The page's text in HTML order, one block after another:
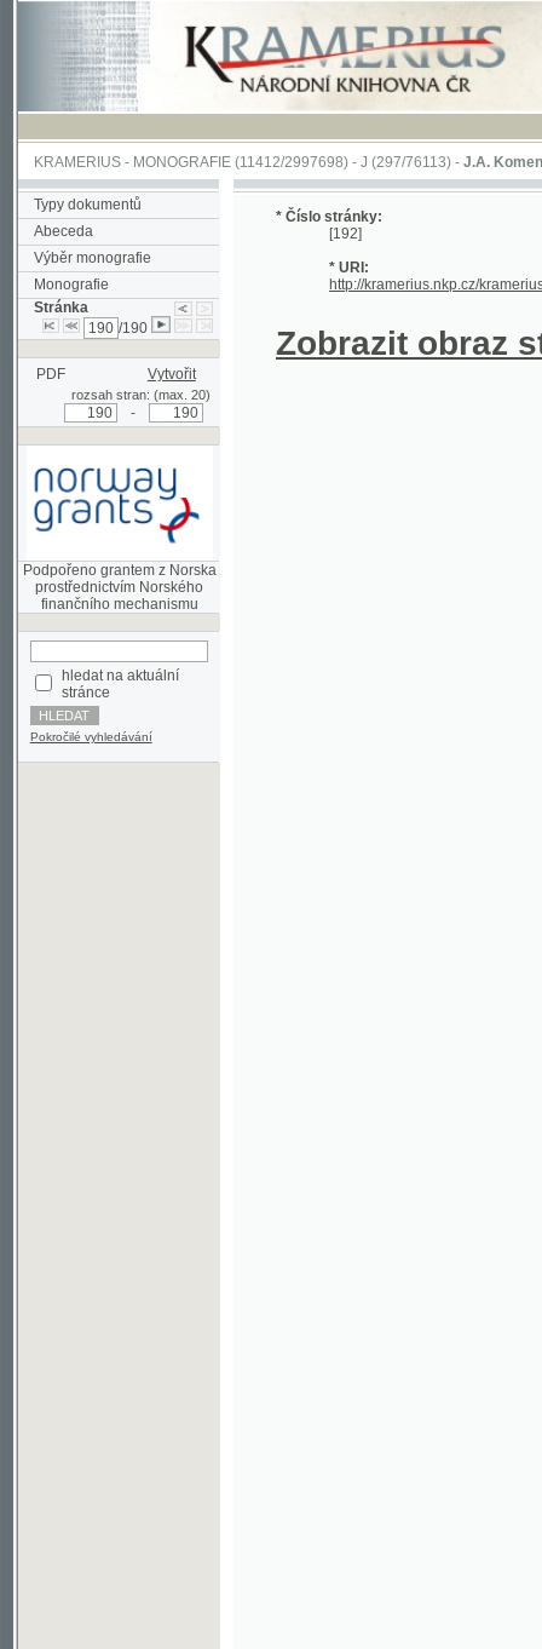
KRAMERIUS-MONOGRAFIE(11412/2997698) -J (297/76113)-J.A. Komenského
Typy dokumentů
Abeceda
Výběr monografie
Monografie
Stránka
/190
PDF Vytvořit
rozsah stran: (max. 20)
Podpořeno grantem z Norska
prostřednictvím Norského
hledat na aktuální
stránce
Pokročilé vyhledávání
* Číslo stránky:
[192]
* URI:
http://kramerius.nkp.cz/kramerius/